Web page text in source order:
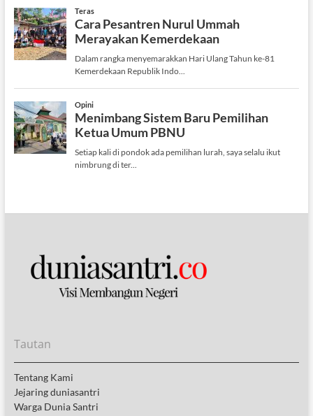
Tautan
Tentang Kami
Jejaring duniasantri
Warga Dunia Santri